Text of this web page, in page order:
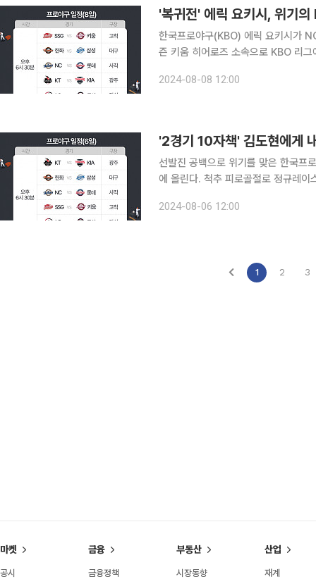
'복귀전' 에릭 요키시, 위기
한국프로야구(KBO) 에릭 요키시가 NC 다이
즌 키움 히어로즈 소속으로 KBO 리
은 지난해 6월 6일 고척 LG 트윈스
2024-08-08 12:00
선발진 공백으로 위기를 맞은 한국프
에 올린다. 척추 피로골절로 정규레이스에서 이탈한 윤영철의 대체자인 김도현은 지난달 19일 한화
수가 됐다. 이날 호투로 KIA 마운드
2024-08-06 12:00
1 2 3
마켓
공시
금융
금융정책
부동산
시장동향
산업
재계